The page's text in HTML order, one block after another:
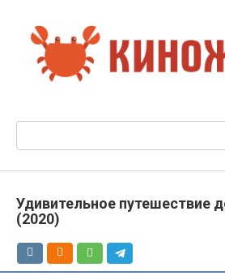
контенту
Удивительное путешествие
(2020)